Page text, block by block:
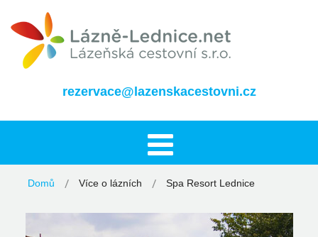
rezervace@lazenskacestovni.cz
Domů Více o lázních Spa Resort Lednice